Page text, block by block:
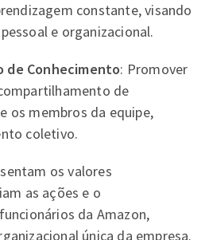
constante, visando
e organizacional.
de Conhecimento: Promover
de
os membros da equipe,
coletivo.
os valores
as ações e o
da Amazon,
única da empresa.